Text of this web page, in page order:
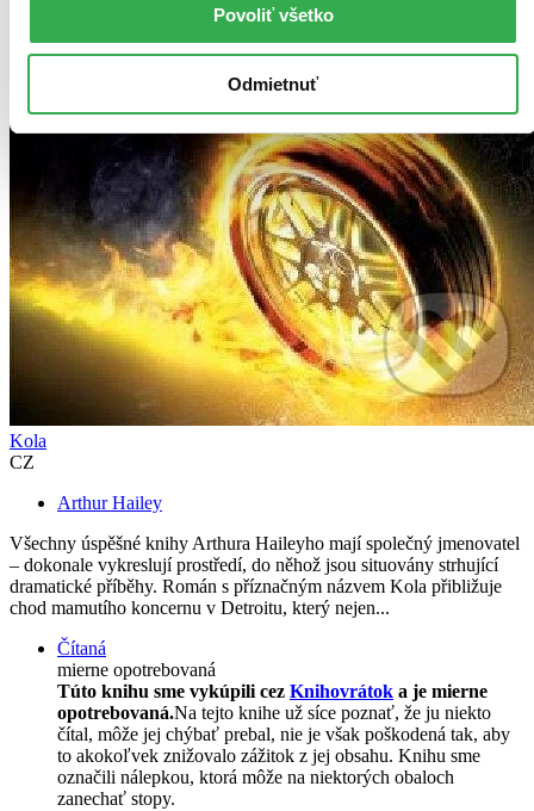
Povoliť všetko
Odmietnuť
Kola
CZ
Arthur Hailey
Všechny úspěšné knihy Arthura Haileyho mají společný jmenovatel
– dokonale vykreslují prostředí, do něhož jsou situovány strhující
dramatické příběhy. Román s příznačným názvem Kola přibližuje
chod mamutího koncernu v Detroitu, který nejen...
Čítaná
mierne opotrebovaná
Túto knihu sme vykúpili cez Knihovrátok a je mierne
opotrebovaná.Na tejto knihe už síce poznať, že ju niekto
čítal, môže jej chýbať prebal, nie je však poškodená tak, aby
to akokoľvek znižovalo zážitok z jej obsahu. Knihu sme
označili nálepkou, ktorá môže na niektorých obaloch
zanechať stopy.